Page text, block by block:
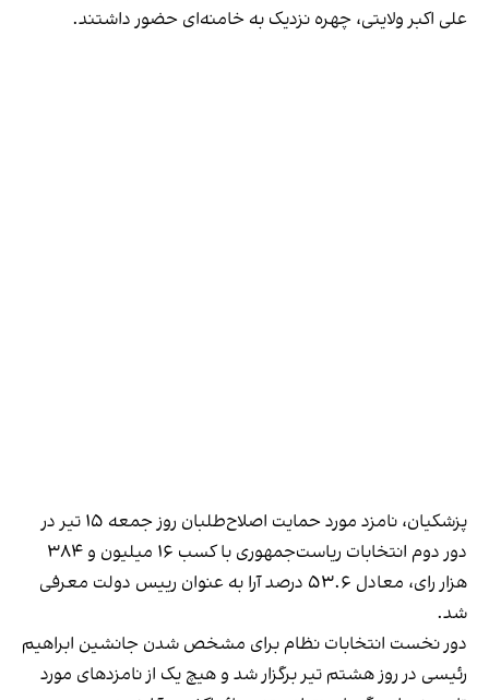
علی اکبر ولایتی، چهره نزدیک به خامنه‌ای حضور داشتند.
پزشکیان، نامزد مورد حمایت اصلاح‌طلبان روز جمعه ۱۵ تیر در
دور دوم انتخابات ریاست‌جمهوری با کسب ۱۶ میلیون و ۳۸۴
هزار رای، معادل ۵۳.۶ درصد آرا به عنوان رییس دولت معرفی
شد.
دور نخست انتخابات نظام برای مشخص شدن جانشین ابراهیم
رئیسی در روز هشتم تیر برگزار شد و هیچ یک از نامزدهای مورد